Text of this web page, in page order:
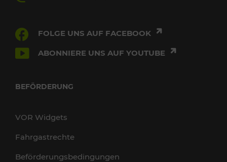
FOLGE UNS AUF FACEBOOK
ABONNIERE UNS AUF YOUTUBE
BEFÖRDERUNG
VOR Widgets
Fahrgastrechte
Beförderungsbedingungen